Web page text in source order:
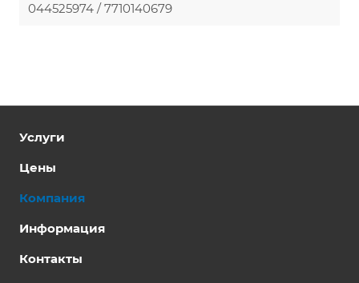
044525974 / 7710140679
Услуги
Цены
Компания
Информация
Контакты